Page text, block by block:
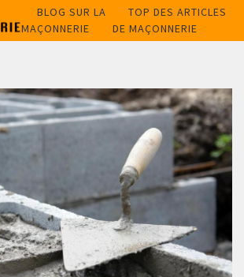
BLOG SUR LA
MAÇONNERIE
TOP DES ARTICLES
DE MAÇONNERIE